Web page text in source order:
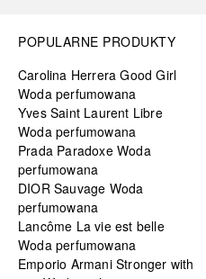
POPULARNE PRODUKTY
Carolina Herrera Good Girl
Woda perfumowana
Yves Saint Laurent Libre
Woda perfumowana
Prada Paradoxe Woda
perfumowana
DIOR Sauvage Woda
perfumowana
Lancôme La vie est belle
Woda perfumowana
Emporio Armani Stronger with